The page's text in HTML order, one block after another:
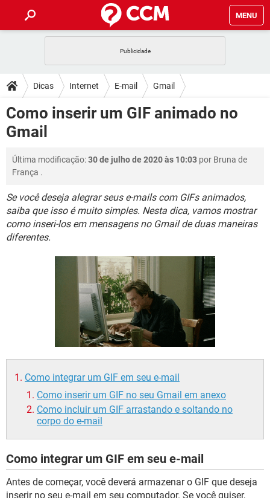
MENU
CELULAR FACEBOOK
OUTLOOK EXCEL
INSTAGRAM
DICAS
JOGOS WHATSAPP
CELULAR FACEBOOK
INSTAGRAM GMAIL
DOWNLOADS
JOGOS
OUTLOOK
INSTAGRAM GMAIL
GUIA DE COMPRAS
FÓRUM
JOGOS WHATSAPP
OUTLOOK EXCEL
INSTAGRAM GMAIL
GUIA DE COMPRAS
GLOSSÁRIO
JOGOS WHATSAPP
CELULAR FACEBOOK
OUTLOOK
Dicas Internet E-mail Gmail
Como inserir um GIF animado no
Gmail
Última modificação:30 de julho de 2020 às 10:03 por Bruna de
França .
Se você deseja alegrar seus e-mails com GIFs animados,
saiba que isso é muito simples. Nesta dica, vamos mostrar
como inseri-los em mensagens no Gmail de duas maneiras
diferentes.
Como integrar um GIF em seu e-mail
Como inserir um GIF no seu Gmail em anexo
Como incluir um GIF arrastando e soltando no
corpo do e-mail
Como integrar um GIF em seu e-mail
Antes de começar, você deverá armazenar o GIF que deseja
inserir no seu e-mail em seu computador. Se você quiser,